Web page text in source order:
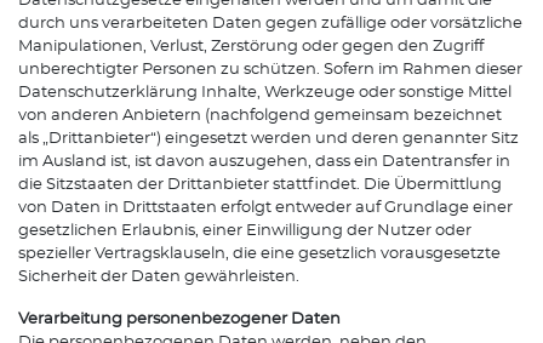
durch uns verarbeiteten Daten gegen zufällige oder vorsätzliche
Manipulationen, Verlust, Zerstörung oder gegen den Zugriff
unberechtigter Personen zu schützen. Sofern im Rahmen dieser
Datenschutzerklärung Inhalte, Werkzeuge oder sonstige Mittel
von anderen Anbietern (nachfolgend gemeinsam bezeichnet
als „Drittanbieter“) eingesetzt werden und deren genannter Sitz
im Ausland ist, ist davon auszugehen, dass ein Datentransfer in
die Sitzstaaten der Drittanbieter stattfindet. Die Übermittlung
von Daten in Drittstaaten erfolgt entweder auf Grundlage einer
gesetzlichen Erlaubnis, einer Einwilligung der Nutzer oder
spezieller Vertragsklauseln, die eine gesetzlich vorausgesetzte
Sicherheit der Daten gewährleisten.
Verarbeitung personenbezogener Daten